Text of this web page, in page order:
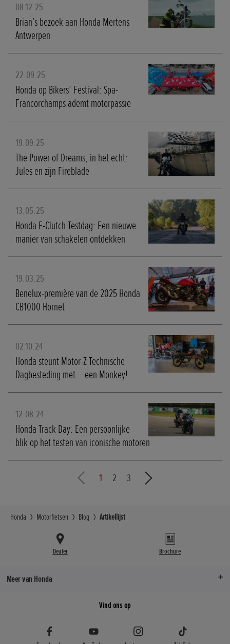
08.12.25
Brian’s bezoek aan Honda Mertens
Antwerpen
22.09.25
Honda op Bikers’ Festival: Spa-
Francorchamps ademt motorpassie
19.09.25
The Power of Dreams, in het echt:
Jules en zijn Fireblade
13.05.25
Honda E-Clutch Testdag: Een nieuwe
manier van schakelen ontdekken
19.03.25
Benelux-première van de 2025 Honda
CB1000 Hornet
02.10.24
Honda steunt Motor-Z Technische
Dagbesteding met… een Monkey!
12.08.24
Honda Track Day: Een persoonlijke
blik op het testen van iconische motoren
1 2 3
Honda Motorfietsen Blog Artikellijst
Dealer Brochure
Meer van Honda
Vind ons op